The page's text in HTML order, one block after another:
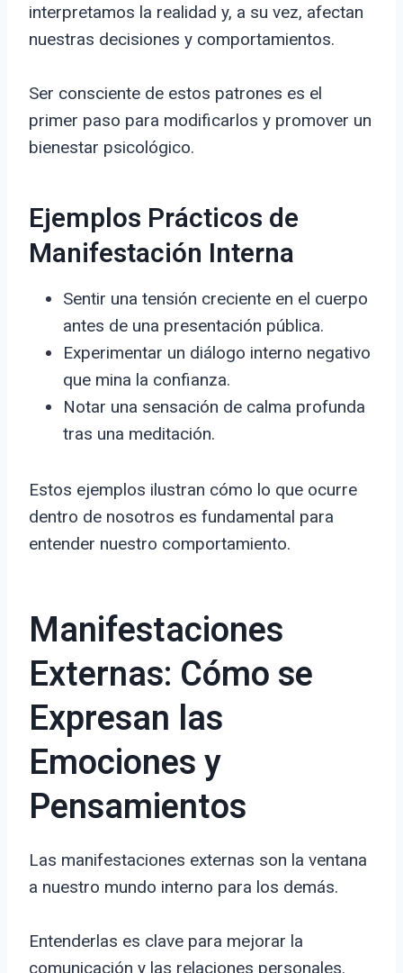
interpretamos la realidad y, a su vez, afectan
nuestras decisiones y comportamientos.
Ser consciente de estos patrones es el
primer paso para modificarlos y promover un
bienestar psicológico.
Ejemplos Prácticos de
Manifestación Interna
Sentir una tensión creciente en el cuerpo
antes de una presentación pública.
Experimentar un diálogo interno negativo
que mina la confianza.
Notar una sensación de calma profunda
tras una meditación.
Estos ejemplos ilustran cómo lo que ocurre
dentro de nosotros es fundamental para
entender nuestro comportamiento.
Manifestaciones
Externas: Cómo se
Expresan las
Emociones y
Pensamientos
Las manifestaciones externas son la ventana
a nuestro mundo interno para los demás.
Entenderlas es clave para mejorar la
comunicación y las relaciones personales.